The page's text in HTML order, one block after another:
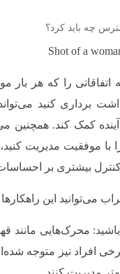
Shot of a
اتفاقاتی را که هر
برداری کنید
کمک کند. همچنین
موفقیت مدیریت کنید،
بیشتری بر
می‌توانید این راهکارها
محرک‌هایی مانند
افراد نیز متوجه